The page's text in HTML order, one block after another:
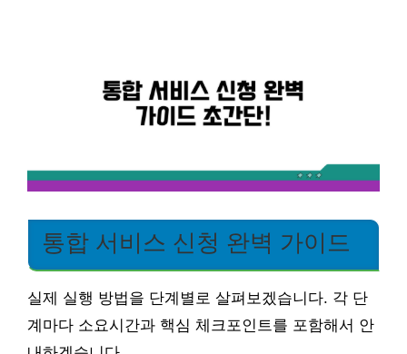
통합 서비스 신청 완벽 가이드
실제 실행 방법을 단계별로 살펴보겠습니다. 각 단
계마다 소요시간과 핵심 체크포인트를 포함해서 안